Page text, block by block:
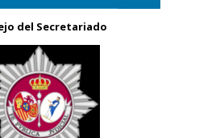
del Secretariado